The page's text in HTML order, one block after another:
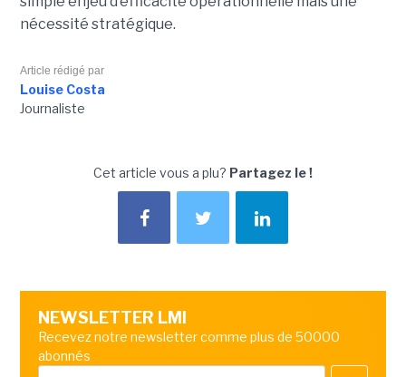
nécessité stratégique.
Article rédigé par
Louise Costa
Journaliste
Cet article vous a plu? Partagez le !
NEWSLETTER LMI
Recevez notre newsletter comme plus de 50000
abonnés